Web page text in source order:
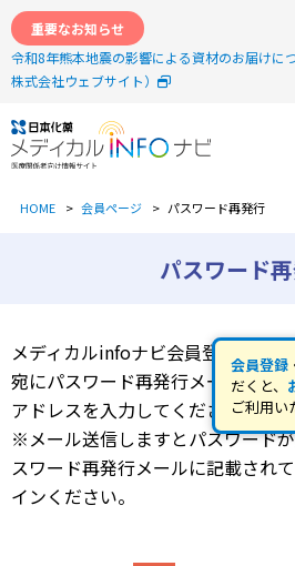
重要なお知らせ
令和8年熊本地震の影響による資材のお届けに
株式会社ウェブサイト）
会員登録
だくと、
ご利用い
HOME 会員ページ パスワード再発行
パスワード
メディカルinfoナビ会員登録に使
宛にパスワード再発行メールをお
アドレスを入力してください。
※メール送信しますとパスワード
スワード再発行メールに記載され
インください。